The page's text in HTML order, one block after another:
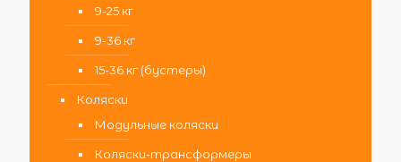
9-25 кг
9-36 кг
15-36 кг (бустеры)
Коляски
Модульные коляски
Коляски-трансформеры